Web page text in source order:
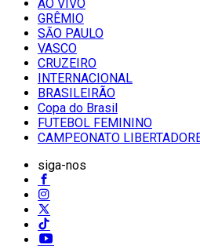
AO VIVO
GRÊMIO
SĀO PAULO
VASCO
CRUZEIRO
INTERNACIONAL
BRASILEIRÃO
Copa do Brasil
FUTEBOL FEMININO
CAMPEONATO
siga-nos